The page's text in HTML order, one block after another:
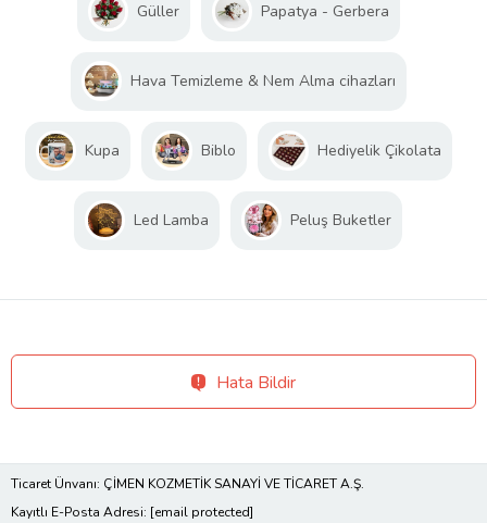
Güller Papatya - Gerbera
Hava Temizleme & Nem Alma cihazları
Kupa Biblo Hediyelik Çikolata
Led Lamba Peluş Buketler
Hata Bildir
Ticaret Ünvanı: ÇİMEN KOZMETİK SANAYİ VE TİCARET A.Ş.
Kayıtlı E-Posta Adresi: [email protected]